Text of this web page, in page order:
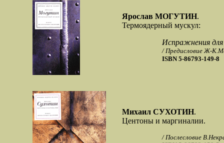
Ярослав МОГУТИН.
Термоядерный мускул:
Испражнения
/ Предисловие Ж-
ISBN 5-86793-149-8
Михаил СУХОТИН.
Центоны и маргиналии.
/ Послесловие